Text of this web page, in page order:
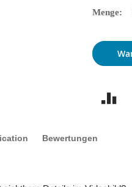
Menge:
Bewertungen